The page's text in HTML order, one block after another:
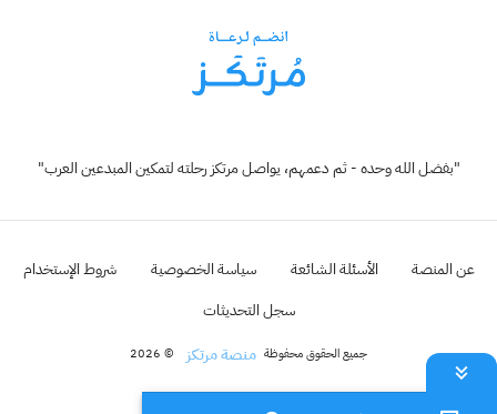
"بفضل الله وحده - ثم دعمهم، يواصل مرتكز رحلته لتمكين المبدعين العرب"
عن المنصة الأسئلة الشائعة سياسة الخصوصية
شروط الإستخدام
سجل التحديثات
جميع الحقوق محفوظة منصة مرتكز © 2026